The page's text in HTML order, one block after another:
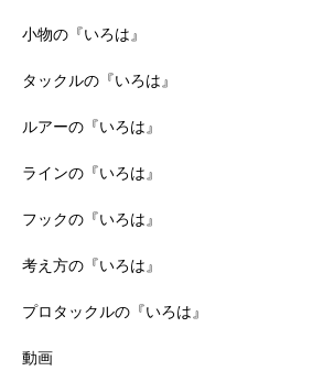
小物の『いろは』
タックルの『いろは』
ルアーの『いろは』
ラインの『いろは』
フックの『いろは』
考え方の『いろは』
プロタックルの『いろは』
動画